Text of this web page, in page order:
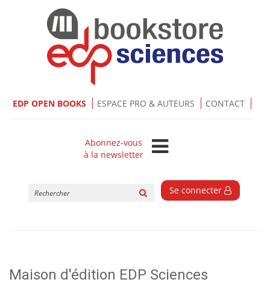
EDP OPEN BOOKS ESPACE PRO & AUTEURS CONTACT
Abonnez-vous
à la newsletter
Se connecter
Maison d'édition EDP Sciences